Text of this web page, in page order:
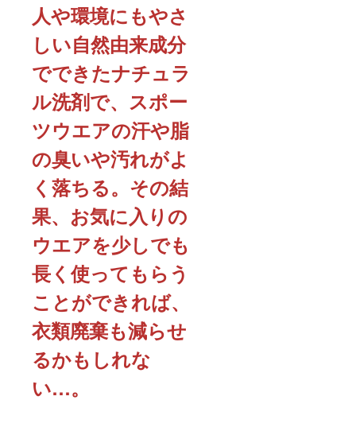
人や環境にもやさ
しい自然由来成分
でできたナチュラ
ル洗剤で、スポー
ツウエアの汗や脂
の臭いや汚れがよ
く落ちる。その結
果、お気に入りの
ウエアを少しでも
長く使ってもらう
ことができれば、
衣類廃棄も減らせ
るかもしれな
い…。